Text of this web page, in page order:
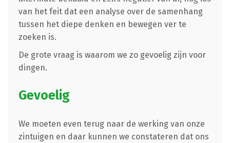
van het feit dat een analyse over de samenhang
tussen het diepe denken en bewegen ver te
zoeken is.
De grote vraag is waarom we zo gevoelig zijn voor
dingen.
Gevoelig
We moeten even terug naar de werking van onze
zintuigen en daar kunnen we constateren dat ons